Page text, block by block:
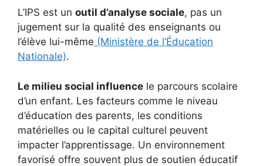
L’IPS est un outil d’analyse sociale, pas un
jugement sur la qualité des enseignants ou
l’élève lui-même (Ministère de l’Éducation
Nationale).
Le milieu social influence le parcours scolaire
d’un enfant. Les facteurs comme le niveau
d’éducation des parents, les conditions
matérielles ou le capital culturel peuvent
impacter l’apprentissage. Un environnement
favorisé offre souvent plus de soutien éducatif